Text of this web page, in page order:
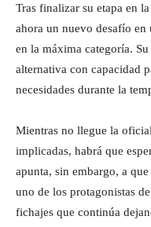
Tras finalizar su etapa en la
ahora un nuevo desafío
en la máxima categoría.
alternativa con capacidad
necesidades durante la
Mientras no llegue la
implicadas, habrá que
apunta, sin embargo, a
uno de los protagonistas
fichajes que continúa